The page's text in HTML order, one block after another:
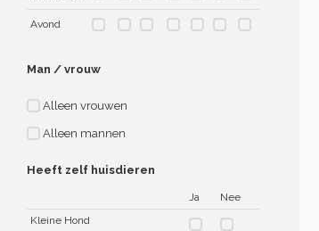
Avond
Man / vrouw
Alleen vrouwen
Alleen mannen
Heeft zelf huisdieren
Ja
Nee
Kleine Hond